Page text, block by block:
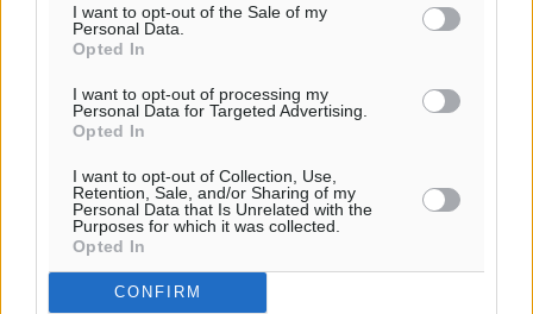
I want to opt-out of the Sale of my
Personal Data.
Opted In
I want to opt-out of processing my
Personal Data for Targeted Advertising.
Opted In
I want to opt-out of Collection, Use,
Retention, Sale, and/or Sharing of my
Personal Data that Is Unrelated with the
Purposes for which it was collected.
Opted In
CONFIRM
Έφυγε από τη ζωή ο επί σειρά ετών εφημέριος στον
ιερό Ναό του Αγίου Νικολάου Παστίδας Μιχαήλ
Καψάλης
Τοπικές Ειδήσεις• πριν 16 ώρες
Αποκαλυπτήρια για την «Ατζέντα 2030» από το βήμα
της ΔΕΘ